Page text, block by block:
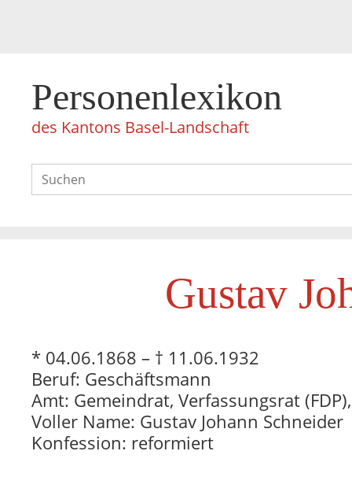
Personenlexikon
des Kantons Basel-Landschaft
Gustav
* 04.06.1868 – † 11.06.1932
Beruf: Geschäftsmann
Amt: Gemeindrat, Verfassungsrat
Voller Name: Gustav Johann Schneider
Konfession: reformiert